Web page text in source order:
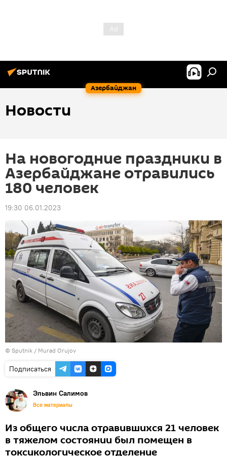
Азербайджан
Новости
На новогодние праздники в
Азербайджане отравились
180 человек
19:30 06.01.2023
© Sputnik / Murad Orujov
Подписаться
Эльвин Салимов
Все материалы
Из общего числа отравившихся 21 человек
в тяжелом состоянии был помещен в
токсикологическое отделение